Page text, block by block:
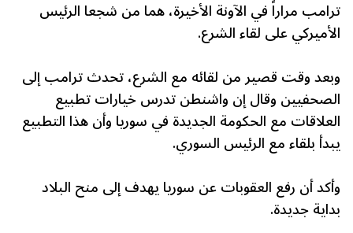
ترامب مراراً في الآونة الأخيرة، هما من شجعا الرئيس
الأميركي على لقاء الشرع.
وبعد وقت قصير من لقائه مع الشرع، تحدث ترامب إلى
الصحفيين وقال إن واشنطن تدرس خيارات تطبيع
العلاقات مع الحكومة الجديدة في سوريا وأن هذا التطبيع
يبدأ بلقاء مع الرئيس السوري.
وأكد أن رفع العقوبات عن سوريا يهدف إلى منح البلاد
بداية جديدة.